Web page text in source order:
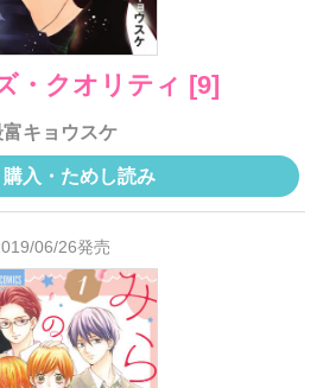
・クオリティ [9]
富キョウスケ
入・ためし読み
06/26発売